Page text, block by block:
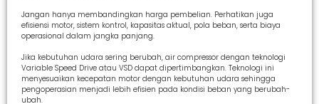
Jangan hanya membandingkan harga pembelian. Perhatikan juga
efisiensi motor, sistem kontrol, kapasitas aktual, pola beban, serta biaya
operasional dalam jangka panjang.
Jika kebutuhan udara sering berubah, air compressor dengan teknologi
Variable Speed Drive atau VSD dapat dipertimbangkan. Teknologi ini
menyesuaikan kecepatan motor dengan kebutuhan udara sehingga
pengoperasian menjadi lebih efisien pada kondisi beban yang berubah-
ubah.